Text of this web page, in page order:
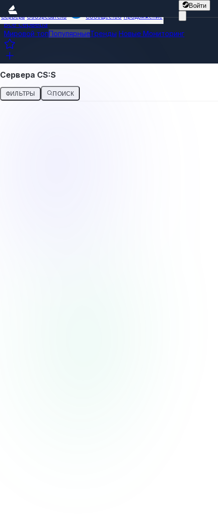
Войти
Сервера Обозреватель Сообщество Продвижение
Все сервера
Мировой топПопулярныеТренды Новые Мониторинг
Сервера CS:S
ФИЛЬТРЫ ПОИСК